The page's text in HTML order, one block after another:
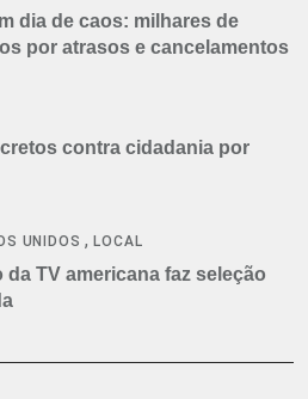
dia de caos: milhares de
por atrasos e cancelamentos
contra cidadania por
UNIDOS ,LOCAL
TV americana faz seleção